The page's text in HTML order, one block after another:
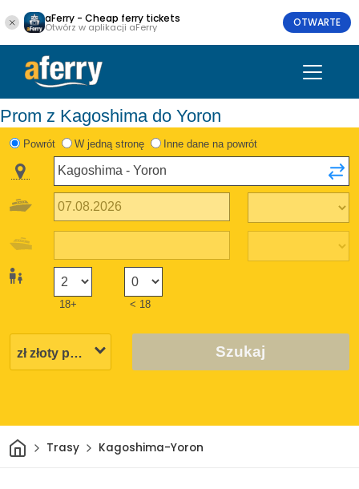
aFerry - Cheap ferry tickets
Otwórz w aplikacji aFerry OTWARTE
Prom z Kagoshima do Yoron
Powrót W jedną stronę Inne dane na powrót
18+ < 18
Szukaj
DomTrasy Kagoshima-Yoron